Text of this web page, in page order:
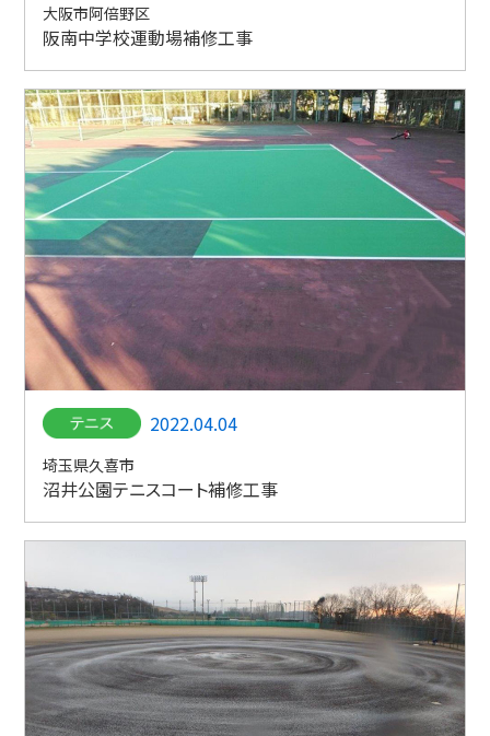
大阪市阿倍野区
阪南中学校運動場補修工事
2022.04.04
埼玉県久喜市
沼井公園テニスコート補修工事